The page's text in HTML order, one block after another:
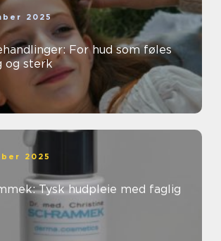
2025
For hud som føles
og sterk
2025
Tysk hudpleie med faglig